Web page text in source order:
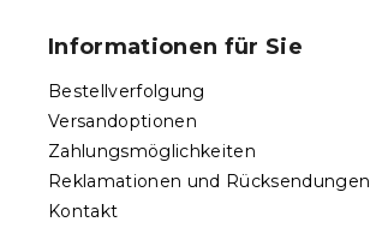
Informationen für Sie
Bestellverfolgung
Versandoptionen
Zahlungsmöglichkeiten
Reklamationen und Rücksendungen
Kontakt